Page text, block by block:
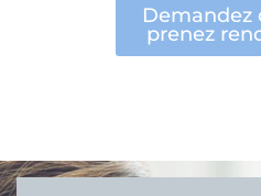
Demandez
prenez